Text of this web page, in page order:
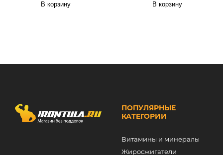
В корзину В корзину
ПОПУЛЯРНЫЕ
КАТЕГОРИИ
Витамины и минералы
Жиросжигатели